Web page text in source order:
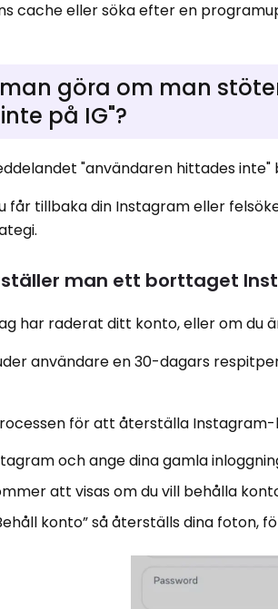
cache eller söka efter en
göra om man
på IG"?
"användaren hittades
får tillbaka din Instagram eller
man ett borttaget
har raderat ditt konto, eller om du
användare en 30-dagars
för att återställa Instagram-
och ange dina gamla
att visas om du vill behålla
konto” så återställs dina foton,